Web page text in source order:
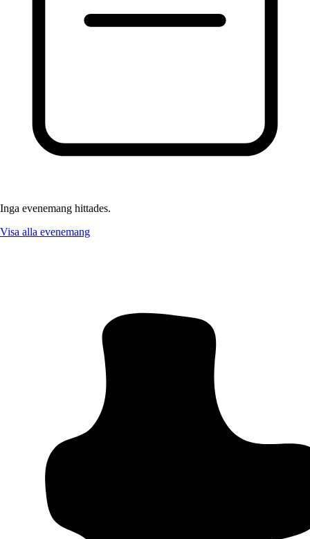
Inga evenemang hittades.
Visa alla evenemang